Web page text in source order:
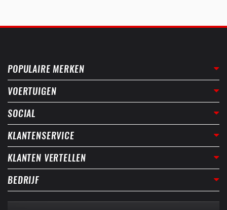
POPULAIRE MERKEN
VOERTUIGEN
SOCIAL
KLANTENSERVICE
KLANTEN VERTELLEN
BEDRIJF